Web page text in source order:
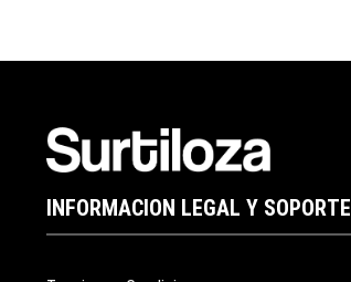
INFORMACION LEGAL Y SOPORTE